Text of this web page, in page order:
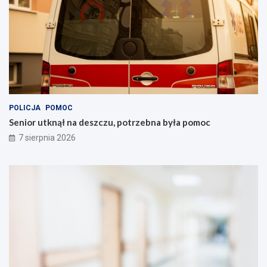
t
j
n
y
c
k
m
i
POLICJA POMOC
Senior utknął na deszczu, potrzebna była pomoc
7 sierpnia 2026